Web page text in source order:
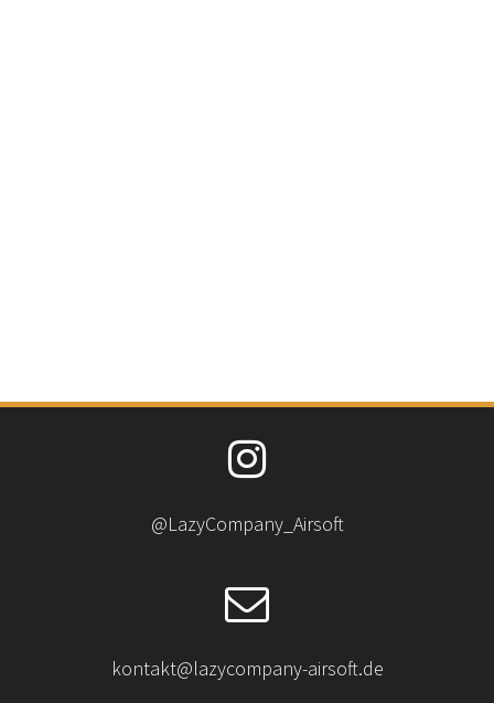
@LazyCompany_Airsoft
kontakt@lazycompany-airsoft.de